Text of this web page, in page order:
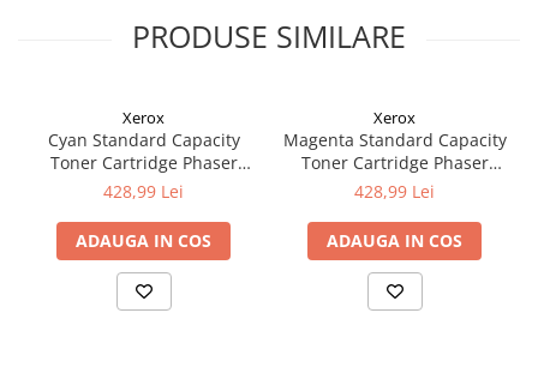
PRODUSE SIMILARE
Xerox
Cyan Standard Capacity
Toner Cartridge Phaser
6510/WorkCentre 6515
428,99 Lei
ADAUGA IN COS
Xerox
Magenta Standard Capacity
Toner Cartridge Phaser
6510/WorkCentre 6515
428,99 Lei
ADAUGA IN COS